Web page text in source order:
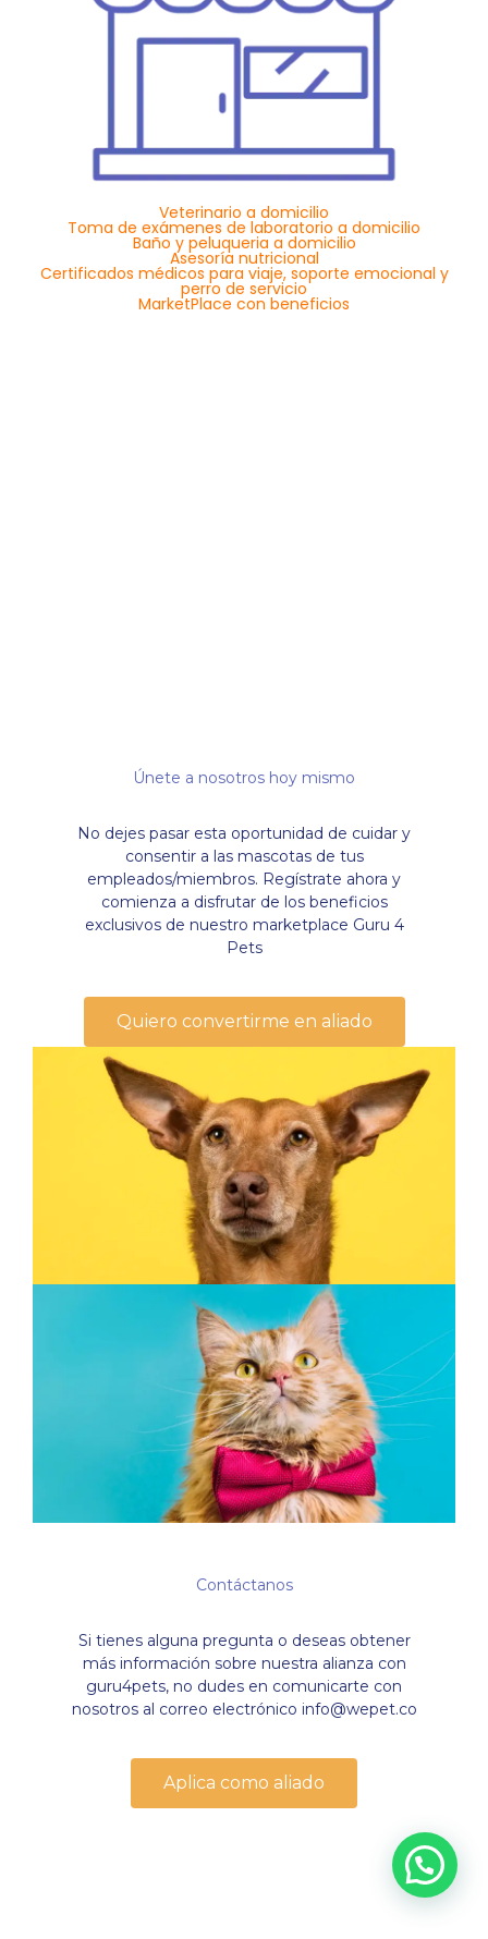
Veterinario a domicilio
Toma de exámenes de laboratorio a domicilio
Baño y peluqueria a domicilio
Asesoría nutricional
Certificados médicos para viaje, soporte emocional y
perro de servicio
MarketPlace con beneficios
Únete a nosotros hoy mismo
No dejes pasar esta oportunidad de cuidar y
consentir a las mascotas de tus
empleados/miembros. Regístrate ahora y
comienza a disfrutar de los beneficios
exclusivos de nuestro marketplace Guru 4
Pets
Quiero convertirme en aliado
Contáctanos
Si tienes alguna pregunta o deseas obtener
más información sobre nuestra alianza con
guru4pets, no dudes en comunicarte con
nosotros al correo electrónico info@wepet.co
Aplica como aliado